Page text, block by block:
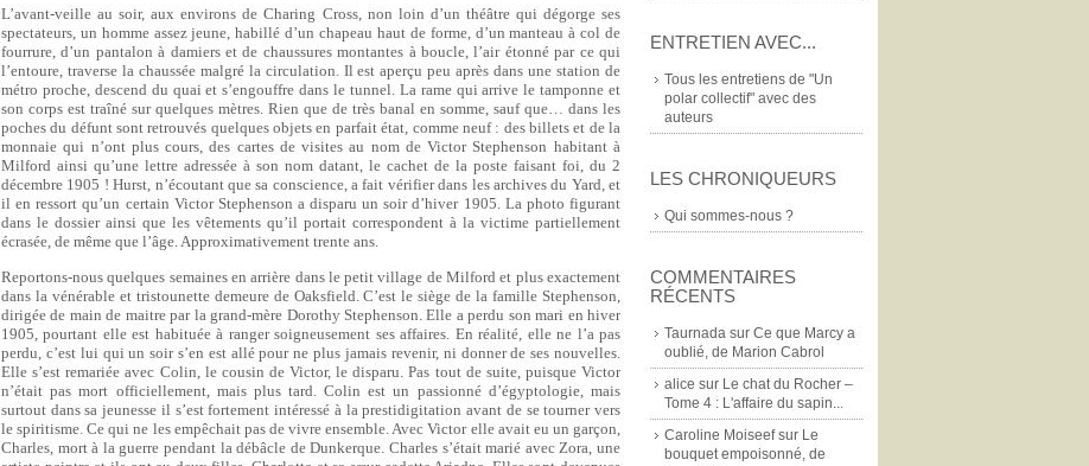
ENTRETIEN AVEC...
Tous les entretiens de "Un
polar collectif" avec des
auteurs
LES CHRONIQUEURS
Qui sommes-nous ?
COMMENTAIRES
RÉCENTS
Taurnada sur Ce que Marcy a
oublié, de Marion Cabrol
alice sur Le chat du Rocher –
Tome 4 : L'affaire du sapin...
Caroline Moiseefsur Le
bouquet empoisonné, de
L’avant-veille au soir, aux environs de Charing Cross, non loin d’un théâtre qui dégorge ses
spectateurs, un homme assez jeune, habillé d’un chapeau haut de forme, d’un manteau à col de
fourrure, d’un pantalon à damiers et de chaussures montantes à boucle, l’air étonné par ce qui
l’entoure, traverse la chaussée malgré la circulation. Il est aperçu peu après dans une station de
métro proche, descend du quai et s’engouffre dans le tunnel. La rame qui arrive le tamponne et
son corps est traîné sur quelques mètres. Rien que de très banal en somme, sauf que… dans les
poches du défunt sont retrouvés quelques objets en parfait état, comme neuf : des billets et de la
monnaie qui n’ont plus cours, des cartes de visites au nom de Victor Stephenson habitant à
Milford ainsi qu’une lettre adressée à son nom datant, le cachet de la poste faisant foi, du 2
décembre 1905 ! Hurst, n’écoutant que sa conscience, a fait vérifier dans les archives du Yard, et
il en ressort qu’un certain Victor Stephenson a disparu un soir d’hiver 1905. La photo figurant
dans le dossier ainsi que les vêtements qu’il portait correspondent à la victime partiellement
écrasée, de même que l’âge. Approximativement trente ans.
Reportons-nous quelques semaines en arrière dans le petit village de Milford et plus exactement
dans la vénérable et tristounette demeure de Oaksfield. C’est le siège de la famille Stephenson,
dirigée de main de maitre par la grand-mère Dorothy Stephenson. Elle a perdu son mari en hiver
1905, pourtant elle est habituée à ranger soigneusement ses affaires. En réalité, elle ne l’a pas
perdu, c’est lui qui un soir s’en est allé pour ne plus jamais revenir, ni donner de ses nouvelles.
Elle s’est remariée avec Colin, le cousin de Victor, le disparu. Pas tout de suite, puisque Victor
n’était pas mort officiellement, mais plus tard. Colin est un passionné d’égyptologie, mais
surtout dans sa jeunesse il s’est fortement intéressé à la prestidigitation avant de se tourner vers
le spiritisme. Ce qui ne les empêchait pas de vivre ensemble. Avec Victor elle avait eu un garçon,
Charles, mort à la guerre pendant la débâcle de Dunkerque. Charles s’était marié avec Zora, une